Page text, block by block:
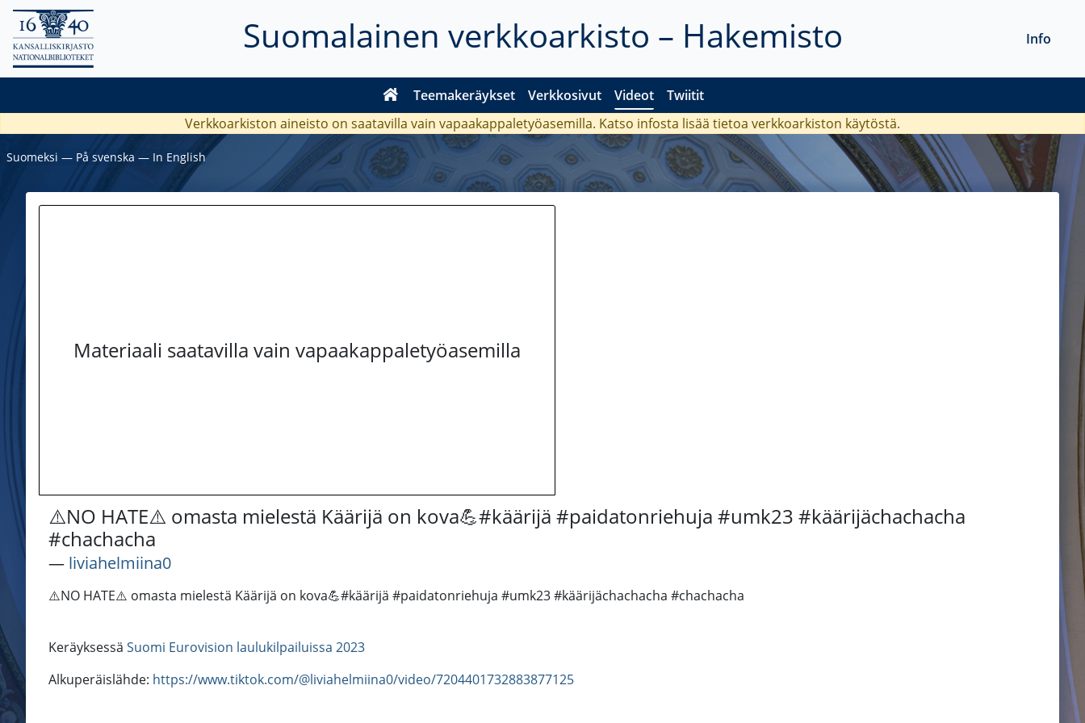
Suomalainen verkkoarkisto – Hakemisto
Teemakeräykset Verkkosivut Videot Twiitit
Info
Verkkoarkiston aineisto on saatavilla vain vapaakappaletyöasemilla. Katso infosta lisää tietoa verkkoarkiston käytöstä.
Suomeksi ― På svenska ― In English
Materiaali saatavilla vain vapaakappaletyöasemilla
⚠️NO HATE⚠️ omasta mielestä Käärijä on kova💪#käärijä #paidatonriehuja #umk23 #käärijächachacha
#chachacha
― liviahelmiina0
⚠️NO HATE⚠️ omasta mielestä Käärijä on kova💪#käärijä #paidatonriehuja #umk23 #käärijächachacha #chachacha
Keräyksessä Suomi Eurovision laulukilpailuissa 2023
Alkuperäislähde: https://www.tiktok.com/@liviahelmiina0/video/7204401732883877125